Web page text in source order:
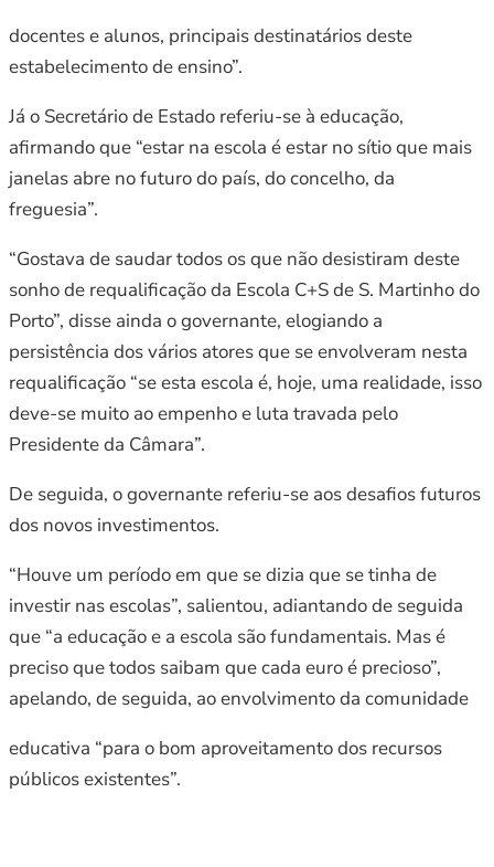
docentes e alunos, principais destinatários deste
estabelecimento de ensino”.
Já o Secretário de Estado referiu-se à educação,
afirmando que “estar na escola é estar no sítio que mais
janelas abre no futuro do país, do concelho, da
freguesia”.
“Gostava de saudar todos os que não desistiram deste
sonho de requalificação da Escola C+S de S. Martinho do
Porto”, disse ainda o governante, elogiando a
persistência dos vários atores que se envolveram nesta
requalificação “se esta escola é, hoje, uma realidade, isso
deve-se muito ao empenho e luta travada pelo
Presidente da Câmara”.
De seguida, o governante referiu-se aos desafios futuros
dos novos investimentos.
“Houve um período em que se dizia que se tinha de
investir nas escolas”, salientou, adiantando de seguida
que “a educação e a escola são fundamentais. Mas é
preciso que todos saibam que cada euro é precioso”,
apelando, de seguida, ao envolvimento da comunidade
educativa “para o bom aproveitamento dos recursos
públicos existentes”.